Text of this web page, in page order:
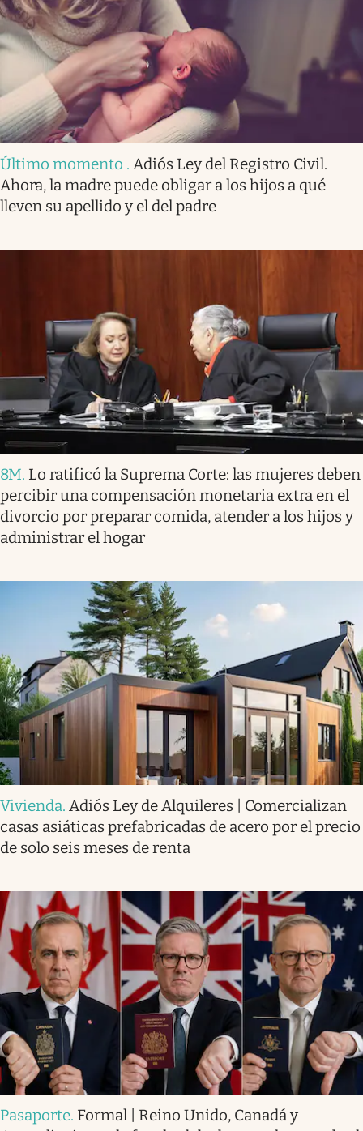
Último momento . Adiós Ley del Registro Civil.
Ahora, la madre puede obligar a los hijos a qué
lleven su apellido y el del padre
8M. Lo ratificó la Suprema Corte: las mujeres deben
percibir una compensación monetaria extra en el
divorcio por preparar comida, atender a los hijos y
administrar el hogar
Vivienda. Adiós Ley de Alquileres | Comercializan
casas asiáticas prefabricadas de acero por el precio
de solo seis meses de renta
Pasaporte. Formal | Reino Unido, Canadá y